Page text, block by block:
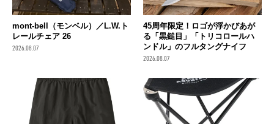
mont-bell（モンベル）／L.W.ト
レールチェア 26
2026.08.07
45周年限定！ロゴが浮かびあが
る「黒鎚目」「トリコロールハ
ンドル」のフルタングナイフ
2026.08.07